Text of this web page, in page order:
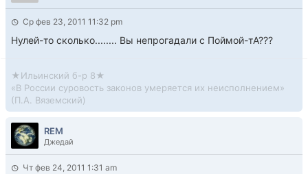
Ср фев 23, 2011 11:32 pm
Нулей-то сколько........ Вы непрогадали с Поймой-тА???
★Ильинский б-р 8★
«В России суровость законов умеряется их неисполнением»
(П.А. Вяземский)
REM
Джедай
Чт фев 24, 2011 1:31 am